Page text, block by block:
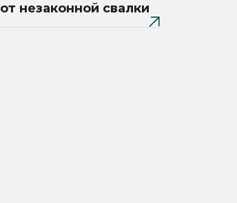
от незаконной свалки